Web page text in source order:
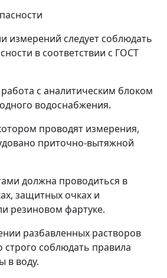
измерений следует соблюдать
в соответствии с ГОСТ
с аналитическим блоком
водоснабжения.
проводят измерения,
приточно-вытяжной
должна проводиться в
защитных очках и
резиновом фартуке.
разбавленных растворов
строго соблюдать правила
в воду.